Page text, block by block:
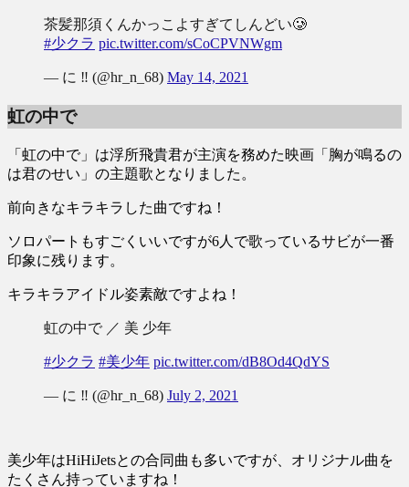
茶髪那須くんかっこよすぎてしんどい🥲
#少クラ pic.twitter.com/sCoCPVNWgm
— に ‼️ (@hr_n_68) May 14, 2021
虹の中で
「虹の中で」は浮所飛貴君が主演を務めた映画「胸が鳴るの
は君のせい」の主題歌となりました。
前向きなキラキラした曲ですね！
ソロパートもすごくいいですが6人で歌っているサビが一番
印象に残ります。
キラキラアイドル姿素敵ですよね！
虹の中で ／ 美 少年
#少クラ #美少年 pic.twitter.com/dB8Od4QdYS
— に ‼️ (@hr_n_68) July 2, 2021
美少年はHiHiJetsとの合同曲も多いですが、オリジナル曲を
たくさん持っていますね！